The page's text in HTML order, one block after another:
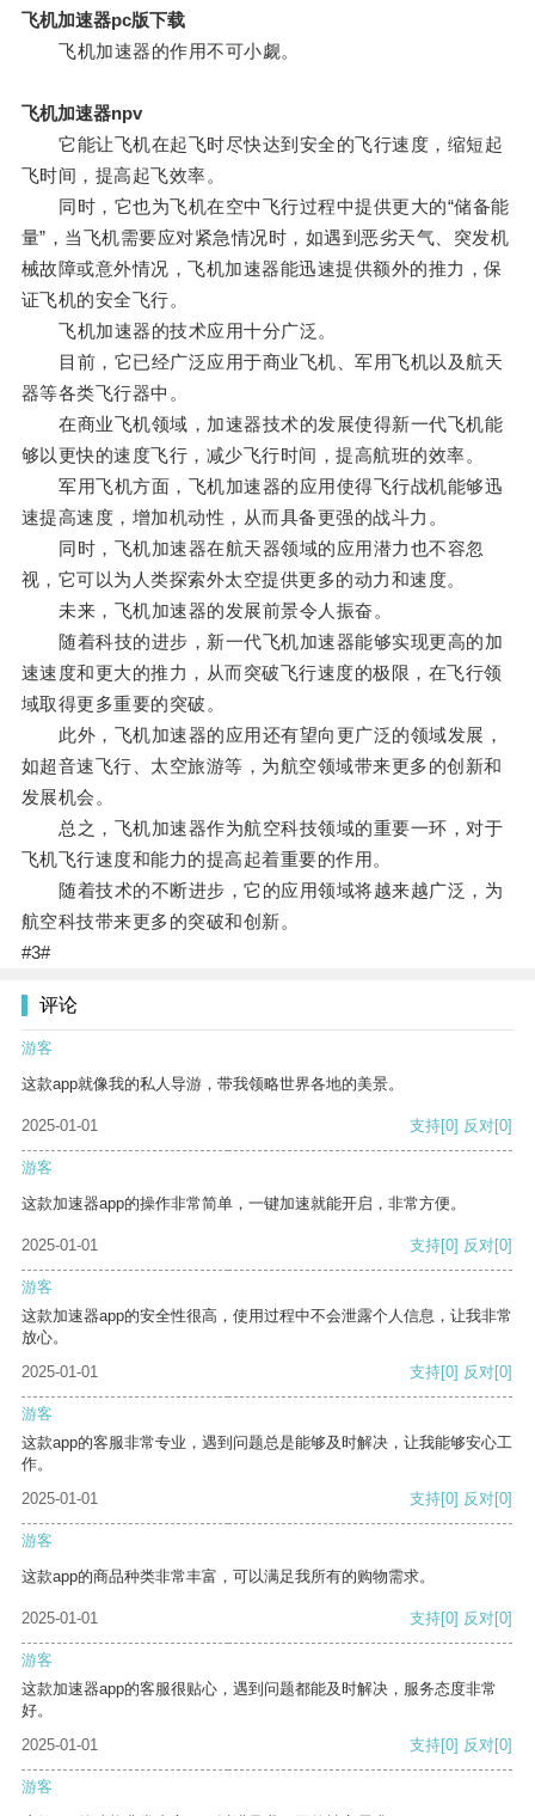
飞机加速器pc版下载
飞机加速器的作用不可小觑。
飞机加速器npv
它能让飞机在起飞时尽快达到安全的飞行速度，缩短起
飞时间，提高起飞效率。
同时，它也为飞机在空中飞行过程中提供更大的“储备能
量”，当飞机需要应对紧急情况时，如遇到恶劣天气、突发机
械故障或意外情况，飞机加速器能迅速提供额外的推力，保
证飞机的安全飞行。
飞机加速器的技术应用十分广泛。
目前，它已经广泛应用于商业飞机、军用飞机以及航天
器等各类飞行器中。
在商业飞机领域，加速器技术的发展使得新一代飞机能
够以更快的速度飞行，减少飞行时间，提高航班的效率。
军用飞机方面，飞机加速器的应用使得飞行战机能够迅
速提高速度，增加机动性，从而具备更强的战斗力。
同时，飞机加速器在航天器领域的应用潜力也不容忽
视，它可以为人类探索外太空提供更多的动力和速度。
未来，飞机加速器的发展前景令人振奋。
随着科技的进步，新一代飞机加速器能够实现更高的加
速速度和更大的推力，从而突破飞行速度的极限，在飞行领
域取得更多重要的突破。
此外，飞机加速器的应用还有望向更广泛的领域发展，
如超音速飞行、太空旅游等，为航空领域带来更多的创新和
发展机会。
总之，飞机加速器作为航空科技领域的重要一环，对于
飞机飞行速度和能力的提高起着重要的作用。
随着技术的不断进步，它的应用领域将越来越广泛，为
航空科技带来更多的突破和创新。
#3#
评论
游客
这款app就像我的私人导游，带我领略世界各地的美景。
2025-01-01 支持[0] 反对[0]
游客
这款加速器app的操作非常简单，一键加速就能开启，非常方便。
2025-01-01 支持[0] 反对[0]
游客
这款加速器app的安全性很高，使用过程中不会泄露个人信息，让我非常
放心。
2025-01-01
支持[0] 反对[0]
游客
这款app的客服非常专业，遇到问题总是能够及时解决，让我能够安心工
作。
2025-01-01
支持[0] 反对[0]
游客
这款app的商品种类非常丰富，可以满足我所有的购物需求。
2025-01-01 支持[0] 反对[0]
游客
这款加速器app的客服很贴心，遇到问题都能及时解决，服务态度非常
好。
2025-01-01
支持[0] 反对[0]
游客